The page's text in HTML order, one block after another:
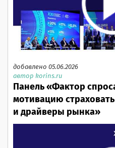
добавлено 05.06.2026
автор korins.ru
Панель «Фактор
мотивацию
и драйверы рынка»